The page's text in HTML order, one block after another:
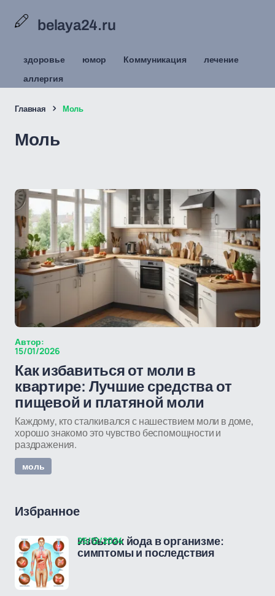
belaya24.ru
здоровье юмор Коммуникация
лечение
аллергия
Главная Моль
Моль
Автор:
15/01/2026
Как избавиться от моли в
квартире: Лучшие средства от
пищевой и платяной моли
Каждому, кто сталкивался с нашествием моли в доме,
хорошо знакомо это чувство беспомощности и
раздражения.
моль
Избранное
Избыток йода в организме:
симптомы и последствия
25/12/2024